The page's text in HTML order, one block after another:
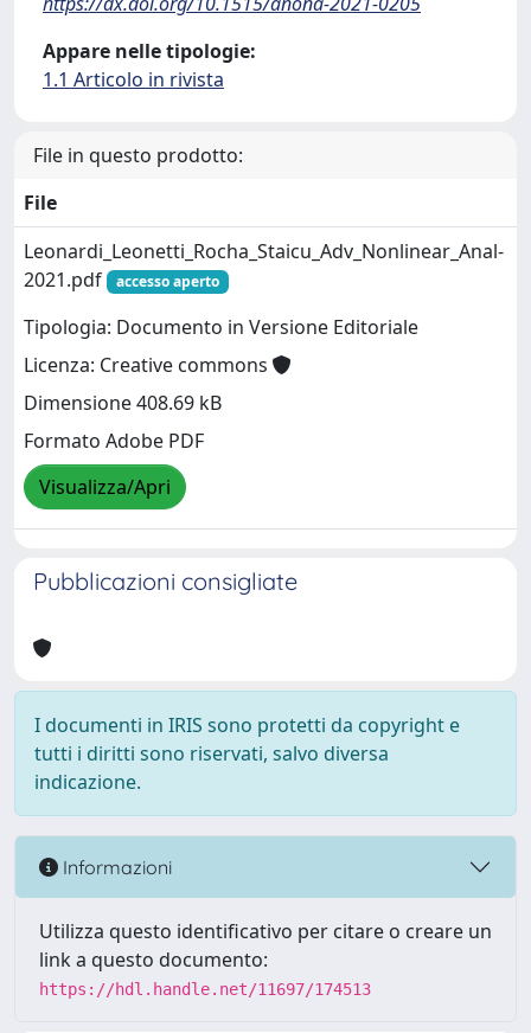
Appare nelle tipologie:
1.1 Articolo in rivista
File in questo prodotto:
File
Leonardi_Leonetti_Rocha_Staicu_Adv_Nonlinear_Anal-
2021.pdf
accesso aperto
Tipologia: Documento in Versione Editoriale
Licenza: Creative commons
Dimensione 408.69 kB
Formato Adobe PDF
Visualizza/Apri
Pubblicazioni consigliate
I documenti in IRIS sono protetti da copyright e
tutti i diritti sono riservati, salvo diversa
indicazione.
Informazioni
Utilizza questo identificativo per citare o creare un
link a questo documento:
https://hdl.handle.net/11697/174513